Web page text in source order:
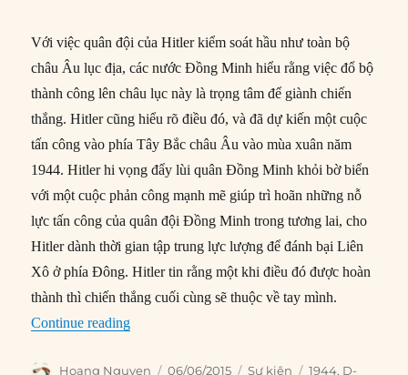
Với việc quân đội của Hitler kiểm soát hầu như toàn bộ
châu Âu lục địa, các nước Đồng Minh hiểu rằng việc đổ bộ
thành công lên châu lục này là trọng tâm để giành chiến
thắng. Hitler cũng hiểu rõ điều đó, và đã dự kiến một cuộc
tấn công vào phía Tây Bắc châu Âu vào mùa xuân năm
1944. Hitler hi vọng đẩy lùi quân Đồng Minh khỏi bờ biển
với một cuộc phản công mạnh mẽ giúp trì hoãn những nỗ
lực tấn công của quân đội Đồng Minh trong tương lai, cho
Hitler dành thời gian tập trung lực lượng để đánh bại Liên
Xô ở phía Đông. Hitler tin rằng một khi điều đó được hoàn
thành thì chiến thắng cuối cùng sẽ thuộc về tay mình.
Continue reading“06/06/1944: D-Day – Quân Đồng minh đổ bộ
Author
Hoang Nguyen Posted
06/06/2015 Categories
Sự kiện Tags
1944, D-